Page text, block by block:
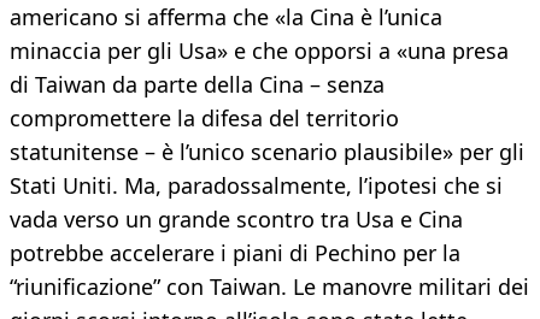
americano si afferma che «la Cina è l’unica
minaccia per gli Usa» e che opporsi a «una presa
di Taiwan da parte della Cina – senza
compromettere la difesa del territorio
statunitense – è l’unico scenario plausibile» per gli
Stati Uniti. Ma, paradossalmente, l’ipotesi che si
vada verso un grande scontro tra Usa e Cina
potrebbe accelerare i piani di Pechino per la
“riunificazione” con Taiwan. Le manovre militari dei